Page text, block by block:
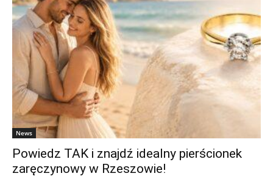
News
Powiedz TAK i znajdź idealny pierścionek
zaręczynowy w Rzeszowie!